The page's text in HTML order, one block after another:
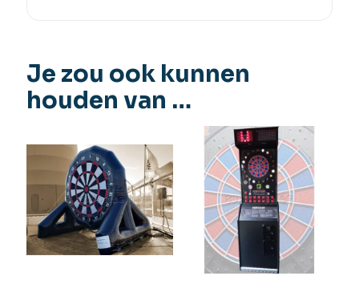
Je zou ook kunnen
houden van …